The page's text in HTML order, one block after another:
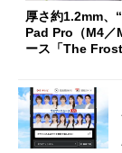
厚さ約1.2mm、
Pad Pro（M4／
ース「The